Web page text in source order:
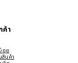
ค้า
อย
สินค้า